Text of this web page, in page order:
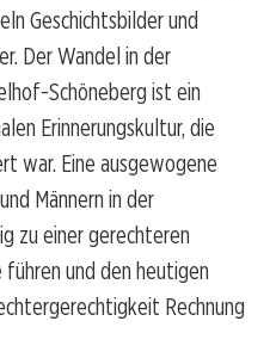
Geschichtsbilder und
Der Wandel in der
Schöneberg ist ein
Erinnerungskultur, die
war. Eine ausgewogene
Männern in der
zu einer gerechteren
und den heutigen
Rechnung